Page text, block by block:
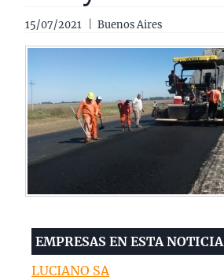
15/07/2021 Buenos Aires
EMPRESAS EN ESTA NOTICIA
LUCIANO SA